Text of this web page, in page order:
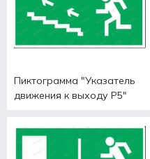
Пиктограмма "Указатель
движения к выходу Р5"